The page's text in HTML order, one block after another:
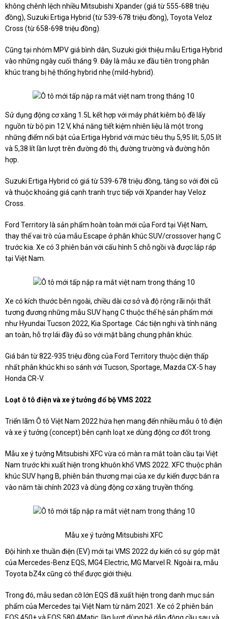
không chênh lệch nhiều Mitsubishi Xpander (giá từ 555-688 triệu
đồng), Suzuki Ertiga Hybrid (từ 539-678 triệu đồng), Toyota Veloz
Cross (từ 658-698 triệu đồng).
Cũng tại nhóm MPV giá bình dân, Suzuki giới thiệu mẫu Ertiga Hybrid
vào những ngày cuối tháng 9. Đây là mẫu xe đầu tiên trong phân
khúc trang bị hệ thống hybrid nhẹ (mild-hybrid).
Sử dụng động cơ xăng 1.5L kết hợp với máy phát kiêm bộ đề lấy
nguồn từ bộ pin 12 V, khả năng tiết kiệm nhiên liệu là một trong
những điểm nổi bật của Ertiga Hybrid với mức tiêu thụ 5,95 lít; 5,05 lít
và 5,38 lít lần lượt trên đường đô thị, đường trường và đường hỗn
hợp.
Suzuki Ertiga Hybrid có giá từ 539-678 triệu đồng, tăng so với đời cũ
và thuộc khoảng giá cạnh tranh trực tiếp với Xpander hay Veloz
Cross.
Ford Territory là sản phẩm hoàn toàn mới của Ford tại Việt Nam,
thay thế vai trò của mẫu Escape ở phân khúc SUV/crossover hạng C
trước kia. Xe có 3 phiên bản với cấu hình 5 chỗ ngồi và được lắp ráp
tại Việt Nam.
Xe có kích thước bên ngoài, chiều dài cơ sở và độ rộng rãi nội thất
tương đương những mẫu SUV hạng C thuộc thế hệ sản phẩm mới
như Hyundai Tucson 2022, Kia Sportage. Các tiện nghi và tính năng
an toàn, hỗ trợ lái đầy đủ so với mặt bằng chung phân khúc.
Giá bán từ 822-935 triệu đồng của Ford Territory thuộc diện thấp
nhất phân khúc khi so sánh với Tucson, Sportage, Mazda CX-5 hay
Honda CR-V.
Loạt ô tô điện và xe ý tưởng đổ bộ VMS 2022
Triển lãm Ô tô Việt Nam 2022 hứa hẹn mang đến nhiều mẫu ô tô điện
và xe ý tưởng (concept) bên cạnh loạt xe dùng động cơ đốt trong.
Mẫu xe ý tưởng Mitsubishi XFC vừa có màn ra mắt toàn cầu tại Việt
Nam trước khi xuất hiện trong khuôn khổ VMS 2022. XFC thuộc phân
khúc SUV hạng B, phiên bản thương mại của xe dự kiến được bán ra
vào năm tài chính 2023 và dùng động cơ xăng truyền thống.
Mẫu xe ý tưởng Mitsubishi XFC
Đội hình xe thuần điện (EV) mới tại VMS 2022 dự kiến có sự góp mặt
của Mercedes-Benz EQS, MG4 Electric, MG Marvel R. Ngoài ra, mẫu
Toyota bZ4x cũng có thể được giới thiệu.
Trong đó, mẫu sedan cỡ lớn EQS đã xuất hiện trong danh mục sản
phẩm của Mercedes tại Việt Nam từ năm 2021. Xe có 2 phiên bản